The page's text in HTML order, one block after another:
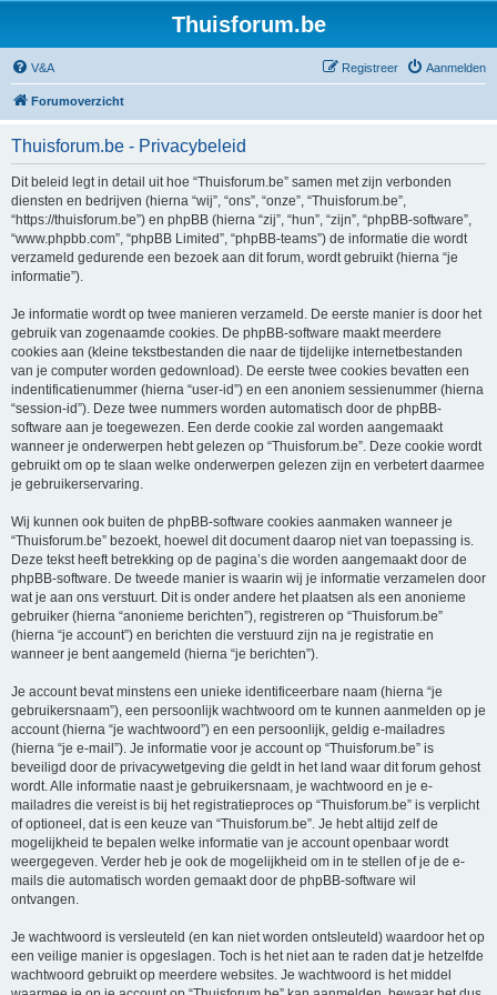
Thuisforum.be
V&A Aanmelden
Registreer
Forumoverzicht
Thuisforum.be - Privacybeleid
Dit beleid legt in detail uit hoe “Thuisforum.be” samen met zijn verbonden
diensten en bedrijven (hierna “wij”, “ons”, “onze”, “Thuisforum.be”,
“https://thuisforum.be”) en phpBB (hierna “zij”, “hun”, “zijn”, “phpBB-software”,
“www.phpbb.com”, “phpBB Limited”, “phpBB-teams”) de informatie die wordt
verzameld gedurende een bezoek aan dit forum, wordt gebruikt (hierna “je
informatie”).
Je informatie wordt op twee manieren verzameld. De eerste manier is door het
gebruik van zogenaamde cookies. De phpBB-software maakt meerdere
cookies aan (kleine tekstbestanden die naar de tijdelijke internetbestanden
van je computer worden gedownload). De eerste twee cookies bevatten een
indentificatienummer (hierna “user-id”) en een anoniem sessienummer (hierna
“session-id”). Deze twee nummers worden automatisch door de phpBB-
software aan je toegewezen. Een derde cookie zal worden aangemaakt
wanneer je onderwerpen hebt gelezen op “Thuisforum.be”. Deze cookie wordt
gebruikt om op te slaan welke onderwerpen gelezen zijn en verbetert daarmee
je gebruikerservaring.
Wij kunnen ook buiten de phpBB-software cookies aanmaken wanneer je
“Thuisforum.be” bezoekt, hoewel dit document daarop niet van toepassing is.
Deze tekst heeft betrekking op de pagina’s die worden aangemaakt door de
phpBB-software. De tweede manier is waarin wij je informatie verzamelen door
wat je aan ons verstuurt. Dit is onder andere het plaatsen als een anonieme
gebruiker (hierna “anonieme berichten”), registreren op “Thuisforum.be”
(hierna “je account”) en berichten die verstuurd zijn na je registratie en
wanneer je bent aangemeld (hierna “je berichten”).
Je account bevat minstens een unieke identificeerbare naam (hierna “je
gebruikersnaam”), een persoonlijk wachtwoord om te kunnen aanmelden op je
account (hierna “je wachtwoord”) en een persoonlijk, geldig e-mailadres
(hierna “je e-mail”). Je informatie voor je account op “Thuisforum.be” is
beveiligd door de privacywetgeving die geldt in het land waar dit forum gehost
wordt. Alle informatie naast je gebruikersnaam, je wachtwoord en je e-
mailadres die vereist is bij het registratieproces op “Thuisforum.be” is verplicht
of optioneel, dat is een keuze van “Thuisforum.be”. Je hebt altijd zelf de
mogelijkheid te bepalen welke informatie van je account openbaar wordt
weergegeven. Verder heb je ook de mogelijkheid om in te stellen of je de e-
mails die automatisch worden gemaakt door de phpBB-software wil
ontvangen.
Je wachtwoord is versleuteld (en kan niet worden ontsleuteld) waardoor het op
een veilige manier is opgeslagen. Toch is het niet aan te raden dat je hetzelfde
wachtwoord gebruikt op meerdere websites. Je wachtwoord is het middel